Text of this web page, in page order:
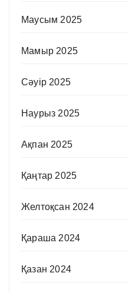
Маусым 2025
Мамыр 2025
Сәуір 2025
Наурыз 2025
Ақпан 2025
Қаңтар 2025
Желтоқсан 2024
Қараша 2024
Қазан 2024